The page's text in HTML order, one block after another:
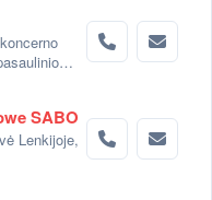
SABO
Lenkijoje,